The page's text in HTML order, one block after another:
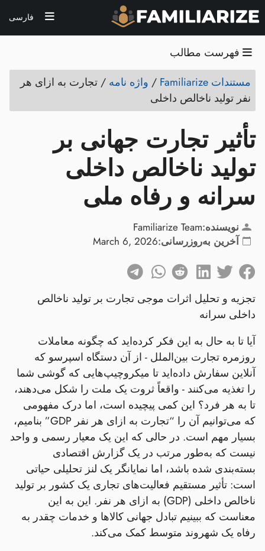
فارسی
فهرست مطالب
مستندات Familiarize
/ واژه نامه / تجارت به ازای هر
نفر تولید ناخالص داخلی
تأثیر تجارت جهانی بر
تولید ناخالص داخلی
سرانه و رفاه ملی
نویسنده:Familiarize Team
آخرین به‌روزرسانی:March 6, 2026
تجزیه و تحلیل اثرات موجی تجارت بر تولید ناخالص
داخلی سرانه
آیا تا به حال به این فکر کرده‌اید که چگونه معاملات
روزمره تجارت بین‌الملل - از آن دستگاه اسپرسو که
آنلاین سفارش داده‌اید تا میکروچیپ‌هایی که گوشی شما
را تغذیه می‌کنند - واقعاً ثروت یک ملت را شکل می‌دهند،
تا به هر فرد؟ این کمی پیچیده است، اما درک مفهومی
که می‌توانیم آن را “تجارت به ازای هر نفر GDP” بنامیم،
بسیار مهم است. در حالی که این یک معیار رسمی و واحد
نیست که به‌طور مرتب در یک گزارش اقتصادی
بسته‌بندی شده باشد، اما نمایانگر یک لنز تحلیلی حیاتی
است: تأثیر مستقیم فعالیت‌های تجاری یک کشور بر تولید
ناخالص داخلی (GDP) به ازای هر نفر. این به این
معناست که ببینیم تبادل جهانی کالاها و خدمات چقدر به
رفاه یک شهروند متوسط کمک می‌کند.